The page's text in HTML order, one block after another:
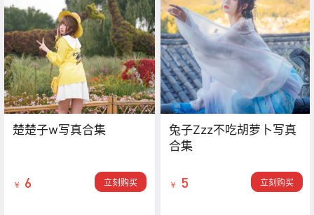
楚楚子w写真合集
￥ 6 立刻购买
兔子Zzz不吃胡萝卜写真
合集
￥ 5 立刻购买